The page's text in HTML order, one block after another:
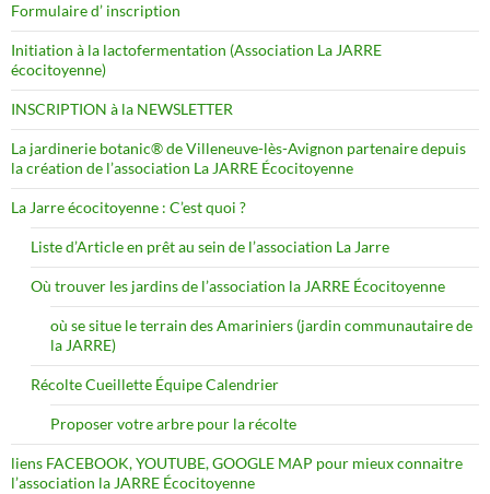
Formulaire d’ inscription
Initiation à la lactofermentation (Association La JARRE
écocitoyenne)
INSCRIPTION à la NEWSLETTER
La jardinerie botanic® de Villeneuve-lès-Avignon partenaire depuis
la création de l’association La JARRE Écocitoyenne
La Jarre écocitoyenne : C’est quoi ?
Liste d’Article en prêt au sein de l’association La Jarre
Où trouver les jardins de l’association la JARRE Écocitoyenne
où se situe le terrain des Amariniers (jardin communautaire de
la JARRE)
Récolte Cueillette Équipe Calendrier
Proposer votre arbre pour la récolte
liens FACEBOOK, YOUTUBE, GOOGLE MAP pour mieux connaitre
l’association la JARRE Écocitoyenne